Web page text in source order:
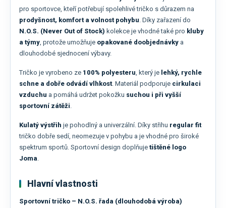
pro sportovce, kteří potřebují spolehlivé tričko s důrazem na
prodyšnost, komfort a volnost pohybu. Díky zařazení do
N.O.S. (Never Out of Stock) kolekce je vhodné také pro kluby
a týmy, protože umožňuje opakované doobjednávky a
dlouhodobé sjednocení výbavy.
Tričko je vyrobeno ze 100% polyesteru, který je lehký, rychle
schne a dobře odvádí vlhkost. Materiál podporuje cirkulaci
vzduchu a pomáhá udržet pokožku suchou i při vyšší
sportovní zátěži.
Kulatý výstřih je pohodlný a univerzální. Díky střihu regular fit
tričko dobře sedí, neomezuje v pohybu a je vhodné pro široké
spektrum sportů. Sportovní design doplňuje tištěné logo
Joma.
Hlavní vlastnosti
Sportovní tričko – N.O.S. řada (dlouhodobá výroba)